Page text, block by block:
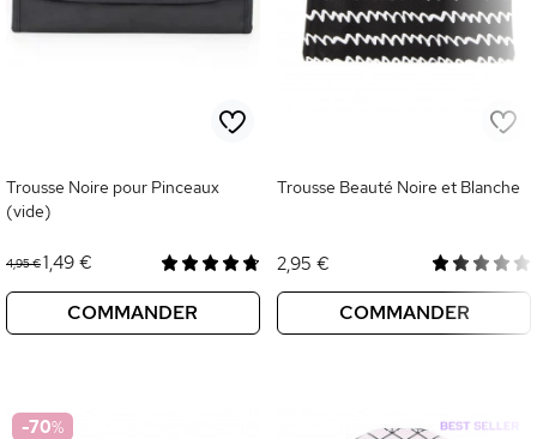
Trousse Noire pour Pinceaux
(vide)
4,95 €1,49 €
COMMANDER
Trousse Beauté Noire et Blanche
2,95 €
COMMANDER
-70%